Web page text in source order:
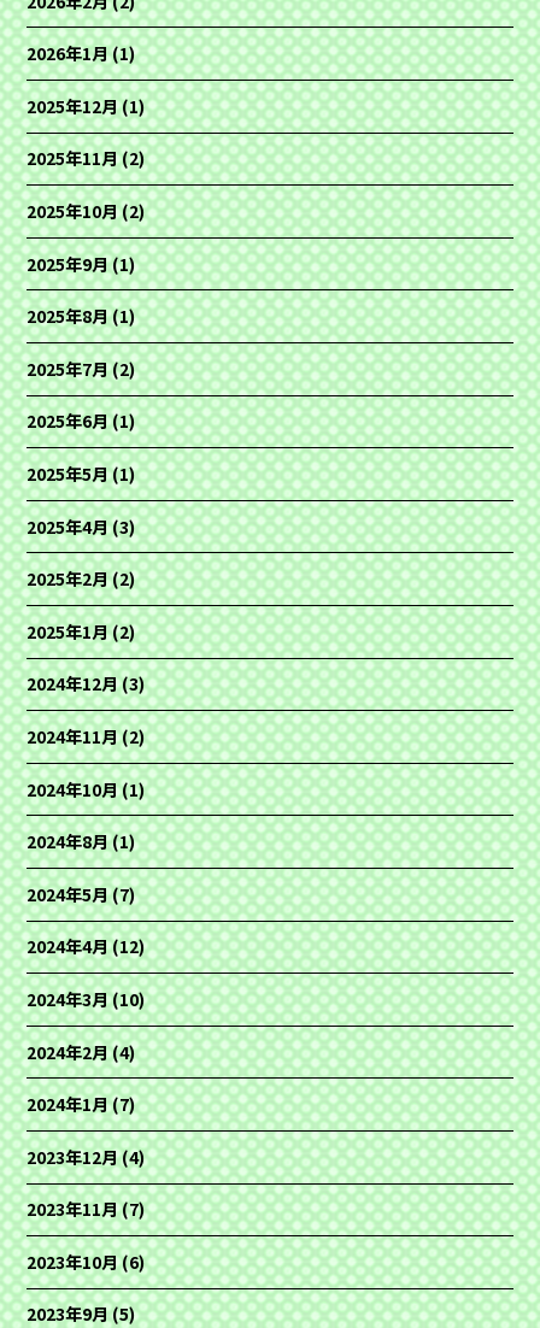
2026年1月(1)
2025年12月(1)
2025年11月(2)
2025年10月(2)
2025年9月(1)
2025年8月(1)
2025年7月(2)
2025年6月(1)
2025年5月(1)
2025年4月(3)
2025年2月(2)
2025年1月(2)
2024年12月(3)
2024年11月(2)
2024年10月(1)
2024年8月(1)
2024年5月(7)
2024年4月(12)
2024年3月(10)
2024年2月(4)
2024年1月(7)
2023年12月(4)
2023年11月(7)
2023年10月(6)
2023年9月(5)